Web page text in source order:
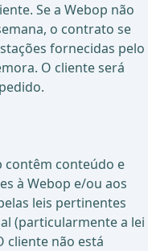
Se a Webop não
o contrato se
fornecidas pelo
O cliente será
contêm conteúdo e
à Webop e/ou aos
leis pertinentes
(particularmente a lei
cliente não está